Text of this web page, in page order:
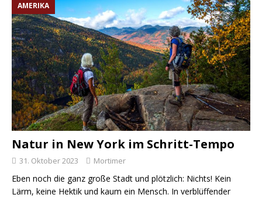
AMERIKA
Natur in New York im Schritt-Tempo
31. Oktober 2023 Mortimer
Eben noch die ganz große Stadt und plötzlich: Nichts! Kein
Lärm, keine Hektik und kaum ein Mensch. In verblüffender